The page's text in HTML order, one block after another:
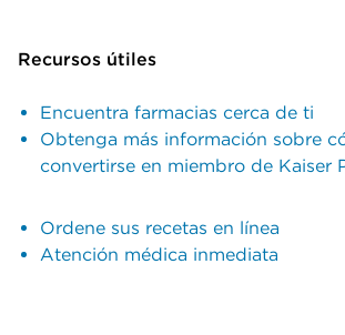
Recursos útiles
Encuentra farmacias cerca de ti
Obtenga más información sobre
convertirse en miembro de Kaiser
Ordene sus recetas en línea
Atención médica inmediata